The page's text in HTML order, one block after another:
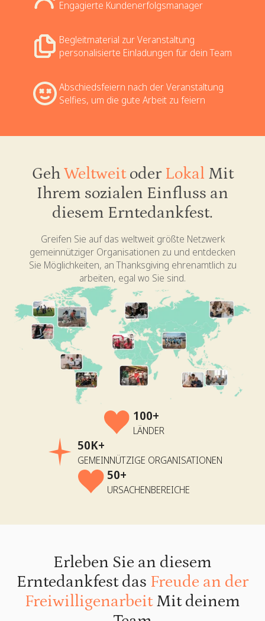
Engagierte Kundenerfolgsmanager
Begleitmaterial zur Veranstaltung
personalisierte Einladungen für dein Team
Abschiedsfeiern nach der Veranstaltung
Selfies, um die gute Arbeit zu feiern
GehWeltweitoder Lokal Mit
Ihrem sozialen Einfluss an
diesem Erntedankfest.
Greifen Sie auf das weltweit größte Netzwerk
gemeinnütziger Organisationen zu und entdecken
Sie Möglichkeiten, an Thanksgiving ehrenamtlich zu
arbeiten, egal wo Sie sind.
100+
LÄNDER
50K+
GEMEINNÜTZIGE ORGANISATIONEN
50+
URSACHENBEREICHE
Erleben Sie an diesem
Erntedankfest das Freude an der
FreiwilligenarbeitMit deinem